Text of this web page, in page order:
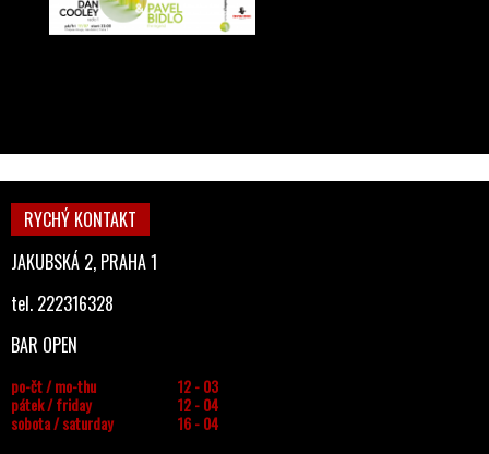
RYCHÝ KONTAKT
JAKUBSKÁ 2, PRAHA 1
tel. 222316328
BAR OPEN
po-čt / mo-thu
12 - 03
pátek / friday
12 - 04
sobota / saturday
16 - 04